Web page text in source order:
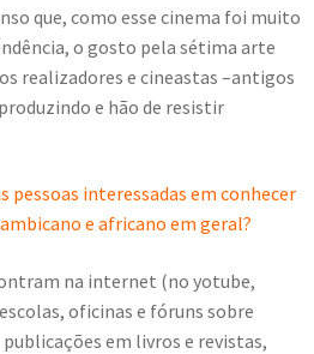
que, como esse cinema foi muito
o gosto pela sétima arte
realizadores e cineastas –antigos
e hão de resistir
pessoas interessadas em conhecer
e africano em geral?
na internet (no yotube,
oficinas e fóruns sobre
em livros e revistas,